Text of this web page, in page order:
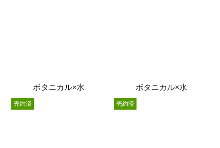
ボタニカル×水 ボタニカル×水
売約済 売約済